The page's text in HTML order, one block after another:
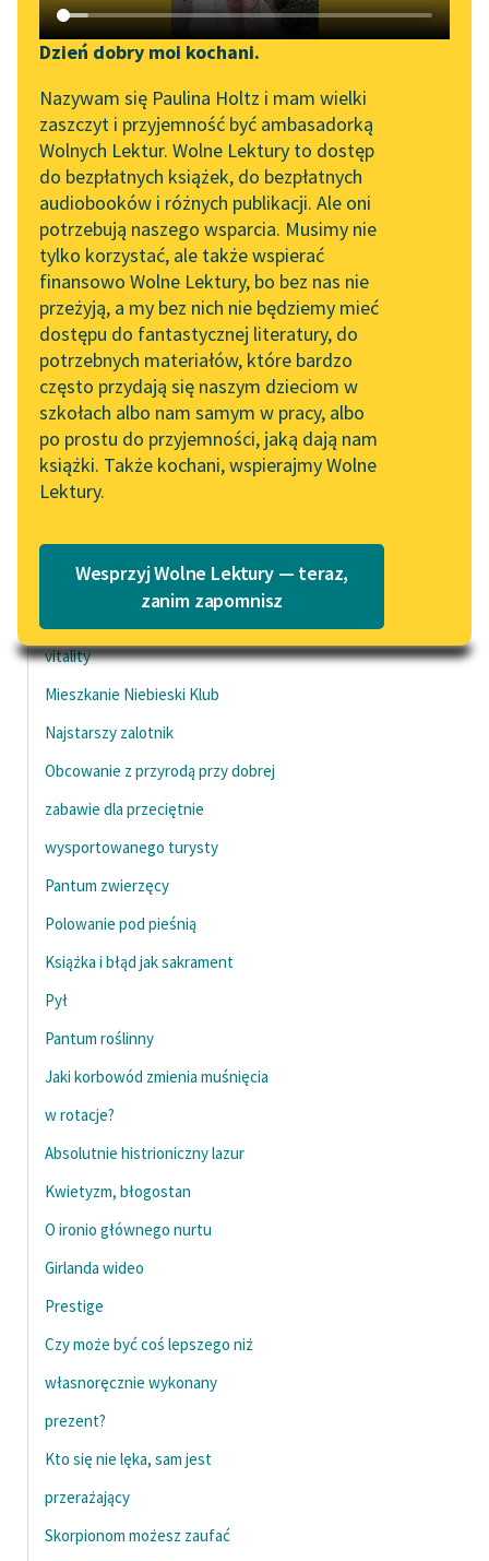
Katalog DAISY
Podkasty o książkach
Zgłoś brak utworu
Aktualności
„Prokurator Alicja Horn”
do słuchania
Byliśmy częścią AI Impact
Lab
Zapraszamy na spotkanie
online z tłumaczkami
literatury skandynawskiej
Spotkanie z Katarzyną
Tunkiel w Oslo
102. lata temu zmarł
Joseph Conrad
Lektury szkolne i klasyka
literatury do słuchania dla
uczennic i uczniów z
szkolnych i literatury do
słuchania dla uczennic i
uczniów z
niepełnosprawnościami
Popularyzacja
skandynawskiej literatury
Ręce pełne poezji
Kolekcje edukacyjne
do domeny publicznej,
lektur szkolnych oraz
Odkurzamy bohaterów
Szkoła Poezji Wolnych
Narzędzia
Mapa Wolnych Lektur
Leśmianator
Przewodnik dla piszących i
czytających
API
OAI-PMH
Widget Wolnych Lektur
Przypisy
Katalog w formacie PDF
O nas
Kontakt
O projekcie
Zespół
Zasady wykorzystania
Wolnych Lektur
Dzień dobry moi kochani.
Nazywam się Paulina Holtz i mam wielki
zaszczyt i przyjemność być ambasadorką
Wolnych Lektur. Wolne Lektury to dostęp
do bezpłatnych książek, do bezpłatnych
audiobooków i różnych publikacji. Ale oni
potrzebują naszego wsparcia. Musimy nie
tylko korzystać, ale także wspierać
finansowo Wolne Lektury, bo bez nas nie
przeżyją, a my bez nich nie będziemy mieć
dostępu do fantastycznej literatury, do
potrzebnych materiałów, które bardzo
często przydają się naszym dzieciom w
szkołach albo nam samym w pracy, albo
po prostu do przyjemności, jaką dają nam
książki. Także kochani, wspierajmy Wolne
Lektury.
Wesprzyj Wolne Lektury — teraz,
zanim zapomnisz
Kometa zawraca
Kim jest ta, która wydaje się
chmurą
Zapewne
Wyśmienita, śpiewana gra do rana
Nieopanowany
To regain strength, energy or
vitality
Mieszkanie Niebieski Klub
Najstarszy zalotnik
Obcowanie z przyrodą przy dobrej
zabawie dla przeciętnie
wysportowanego turysty
Pantum zwierzęcy
Polowanie pod pieśnią
Książka i błąd jak sakrament
Pył
Pantum roślinny
Jaki korbowód zmienia muśnięcia
w rotacje?
Absolutnie histrioniczny lazur
Kwietyzm, błogostan
O ironio głównego nurtu
Girlanda wideo
Prestige
Czy może być coś lepszego niż
własnoręcznie wykonany
prezent?
Kto się nie lęka, sam jest
przerażający
Skorpionom możesz zaufać
pobierz książkę
czytaj online